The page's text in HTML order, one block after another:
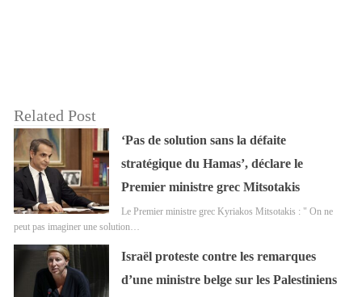
Related Post
‘Pas de solution sans la défaite
stratégique du Hamas’, déclare le
Premier ministre grec Mitsotakis
Le Premier ministre grec Kyriakos Mitsotakis : " On ne
peut pas imaginer une solution…
Israël proteste contre les remarques
d’une ministre belge sur les Palestiniens